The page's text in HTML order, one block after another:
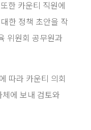
한 카운티 직원에
한 정책 초안을 작
위원회 공무원과
따라 카운티 의회
에 보내 검토와